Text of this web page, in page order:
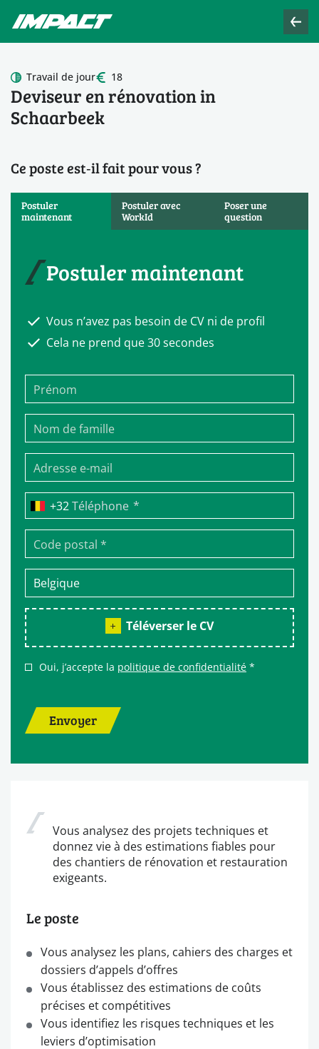
Deviseur en rénovation in
Schaarbeek
Travail de jour 18
Ce poste est‑il fait pour vous ?
Postuler
maintenant
Postuler avec
WorkId
Poser une
question
Postuler maintenant
Vous n’avez pas besoin de CV ni de profil
Cela ne prend que 30 secondes
Téléphone *
Téléverser le CV
Oui, j’accepte la politique de confidentialité *
Envoyer
Vous analysez des projets techniques et
donnez vie à des estimations fiables pour
des chantiers de rénovation et restauration
exigeants.
Le poste
Vous analysez les plans, cahiers des charges et
dossiers d’appels d’offres
Vous établissez des estimations de coûts
précises et compétitives
Vous identifiez les risques techniques et les
leviers d’optimisation